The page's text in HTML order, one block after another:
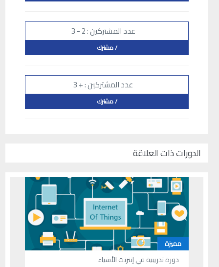
عدد المشتركين : 2 - 3
/ مشترك
عدد المشتركين : + 3
/ مشترك
الدورات ذات العلاقة
مميزة
دورة تدريبية في إنترنت الأشياء